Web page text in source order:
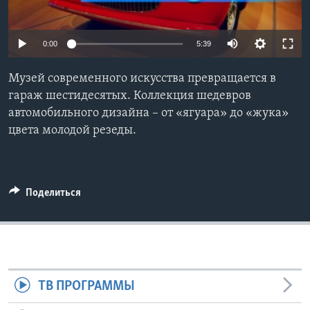
Learning English
Языки
0:00 5:39
Музей современного искусства превращается в
гараж шестидесятых. Коллекция шедевров
автомобильного дизайна – от «ягуара» до «жука»
цвета молодой резеды.
Поделиться
ТВ ПРОГРАММЫ